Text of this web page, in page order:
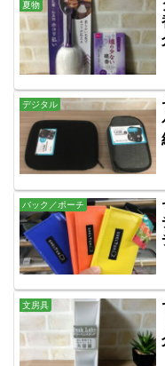
夏物
デジタル
バック／ポーチ
文房具